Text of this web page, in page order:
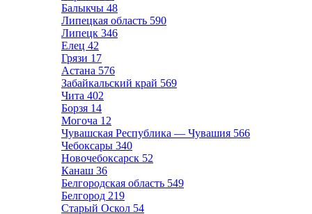
Балыкчы 48
Липецкая область 590
Липецк 346
Елец 42
Грязи 17
Астана 576
Забайкальский край 569
Чита 402
Борзя 14
Могоча 12
Чувашская Республика — Чувашия 566
Чебоксары 340
Новочебоксарск 52
Канаш 36
Белгородская область 549
Белгород 219
Старый Оскол 54